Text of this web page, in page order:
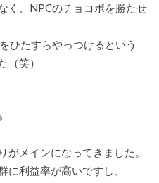
く、NPCのチョコボを勝たせ
ひたすらやっつけるという
（笑）
メインになってきました。
に利益率が高いですし、